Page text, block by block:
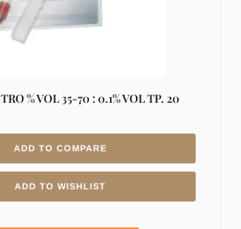
% VOL 35-70 : 0.1% VOL TP. 20
ADD TO COMPARE
ADD TO WISHLIST